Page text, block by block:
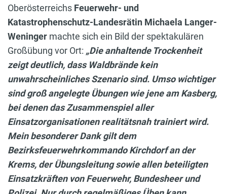
Oberösterreichs Feuerwehr- und
Katastrophenschutz-Landesrätin Michaela Langer-
Weninger machte sich ein Bild der spektakulären
Großübung vor Ort: „Die anhaltende Trockenheit
zeigt deutlich, dass Waldbrände kein
unwahrscheinliches Szenario sind. Umso wichtiger
sind groß angelegte Übungen wie jene am Kasberg,
bei denen das Zusammenspiel aller
Einsatzorganisationen realitätsnah trainiert wird.
Mein besonderer Dank gilt dem
Bezirksfeuerwehrkommando Kirchdorf an der
Krems, der Übungsleitung sowie allen beteiligten
Einsatzkräften von Feuerwehr, Bundesheer und